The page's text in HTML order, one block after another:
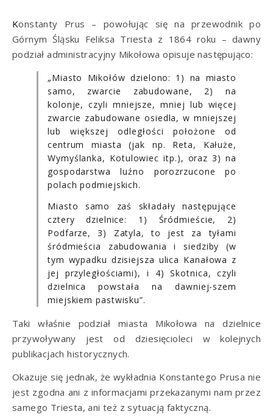
Konstanty Prus – powołując się na przewodnik po
Górnym Śląsku Feliksa Triesta z 1864 roku – dawny
podział administracyjny Mikołowa opisuje następująco:
„Miasto Mikołów dzielono: 1) na miasto
samo, zwarcie zabudowane, 2) na
kolonje, czyli mniejsze, mniej lub więcej
zwarcie zabudowane osiedla, w mniejszej
lub większej odległości położone od
centrum miasta (jak np. Reta, Kałuże,
Wymyślanka, Kotulowiec itp.), oraz 3) na
gospodarstwa luźno porozrzucone po
polach podmiejskich.
Miasto samo zaś składały następujące
cztery dzielnice: 1) Śródmieście, 2)
Podfarze, 3) Zatyla, to jest za tyłami
śródmieścia zabudowania i siedziby (w
tym wypadku dzisiejsza ulica Kanałowa z
jej przyległościami), i 4) Skotnica, czyli
dzielnica powstała na dawniej-szem
miejskiem pastwisku”.
Taki właśnie podział miasta Mikołowa na dzielnice
przywoływany jest od dziesięcioleci w kolejnych
publikacjach historycznych.
Okazuje się jednak, że wykładnia Konstantego Prusa nie
jest zgodna ani z informacjami przekazanymi nam przez
samego Triesta, ani też z sytuacją faktyczną.